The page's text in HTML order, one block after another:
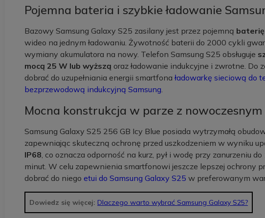
Pojemna bateria i szybkie ładowanie
Bazowy Samsung Galaxy S25 zasilany jest przez pojemną
wideo na jednym ładowaniu. Żywotność baterii do 2000 cykli
wymiany akumulatora na nowy. Telefon Samsung S25 obsługuje
mocą 25 W lub wyższą oraz ładowanie indukcyjne i zwrotne. Do
dobrać do uzupełniania energii smartfona ładowarkę sieciową do
bezprzewodową indukcyjną Samsung.
Mocna konstrukcja w parze z
Samsung Galaxy S25 256 GB Icy Blue posiada wytrzymałą
zapewniając skuteczną ochronę przed uszkodzeniem w wyniku
IP68, co oznacza odporność na kurz, pył i wodę przy zanurzeniu
minut. W celu zapewnienia smartfonowi jeszcze lepszej ochrony
dobrać do niego etui do Samsung Galaxy S25 w preferowanym
Dowiedz się więcej: Dlaczego warto wybrać Samsung Galaxy S25?